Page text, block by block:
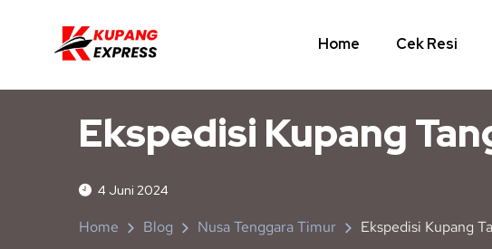
Home Cek Resi
Ekspedisi Kupang
4 Juni 2024
Home Blog Nusa Tenggara Timur Ekspedisi Kupang